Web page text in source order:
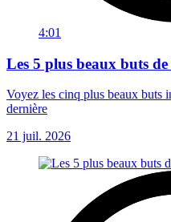
4:01
Les 5 plus beaux buts
Voyez les cinq plus beaux buts
dernière
21 juil. 2026